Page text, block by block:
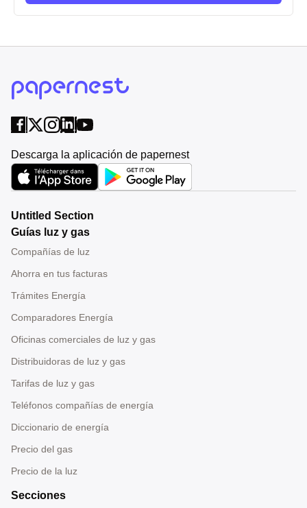
Descarga la aplicación de papernest
Untitled Section
Guías luz y gas
Compañías de luz
Ahorra en tus facturas
Trámites Energía
Comparadores Energía
Oficinas comerciales de luz y gas
Distribuidoras de luz y gas
Tarifas de luz y gas
Teléfonos compañías de energía
Diccionario de energía
Precio del gas
Precio de la luz
Secciones